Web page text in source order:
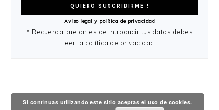
Aviso legal y política de privacidad
* Recuerda que antes de introducir tus datos debes
leer la política de privacidad.
Si continuas utilizando este sitio aceptas el uso de cookies.